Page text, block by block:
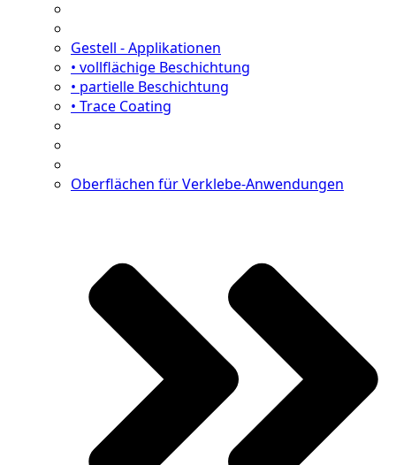
Gestell - Applikationen
• vollflächige Beschichtung
• partielle Beschichtung
• Trace Coating
Oberflächen für Verklebe-Anwendungen